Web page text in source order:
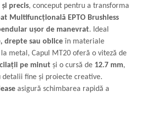
precis, conceput pentru a transforma
Multifuncțională EPTO Brushless
ușor de manevrat. Ideal
drepte sau oblice în materiale
metal, Capul MT20 oferă o viteză de
pe minut și o cursă de 12.7 mm,
fine și proiecte creative.
asigură schimbarea rapidă a